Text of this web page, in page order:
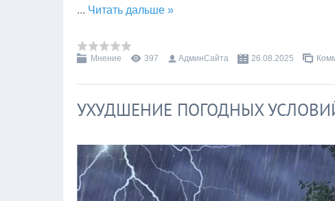
... Читать дальше »
Мнение 397 АдминСайта 26.08.2025
УХУДШЕНИЕ ПОГОДНЫХ